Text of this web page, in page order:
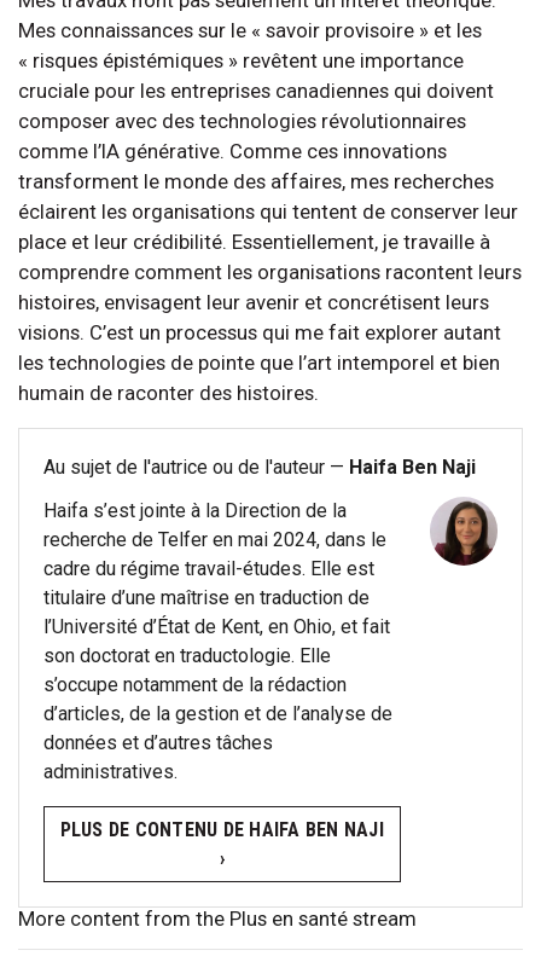
Mes connaissances sur le « savoir provisoire » et les
« risques épistémiques » revêtent une importance
cruciale pour les entreprises canadiennes qui doivent
composer avec des technologies révolutionnaires
comme l’IA générative. Comme ces innovations
transforment le monde des affaires, mes recherches
éclairent les organisations qui tentent de conserver leur
place et leur crédibilité. Essentiellement, je travaille à
comprendre comment les organisations racontent leurs
histoires, envisagent leur avenir et concrétisent leurs
visions. C’est un processus qui me fait explorer autant
les technologies de pointe que l’art intemporel et bien
humain de raconter des histoires.
Au sujet de l'autrice ou de l'auteur — Haifa Ben Naji
Haifa s’est jointe à la Direction de la
recherche de Telfer en mai 2024, dans le
cadre du régime travail-études. Elle est
titulaire d’une maîtrise en traduction de
l’Université d’État de Kent, en Ohio, et fait
son doctorat en traductologie. Elle
s’occupe notamment de la rédaction
d’articles, de la gestion et de l’analyse de
données et d’autres tâches
administratives.
PLUS DE CONTENU DE HAIFA BEN NAJI
›
More content from the Plus en santé stream